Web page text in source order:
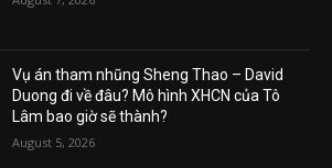
Vụ án tham nhũng Sheng Thao – David
Duong đi về đâu? Mô hình XHCN của Tô
Lâm bao giờ sẽ thành?
August 5, 2026